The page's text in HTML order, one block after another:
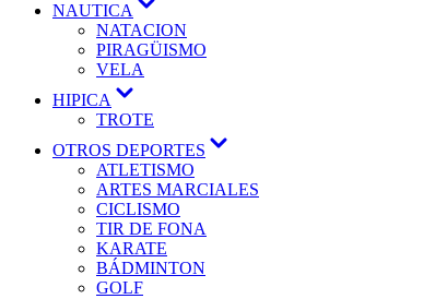
NAUTICA
NATACION
PIRAGÜISMO
VELA
HIPICA
TROTE
OTROS DEPORTES
ATLETISMO
ARTES MARCIALES
CICLISMO
TIR DE FONA
KARATE
BÁDMINTON
GOLF